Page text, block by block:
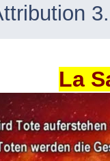
La